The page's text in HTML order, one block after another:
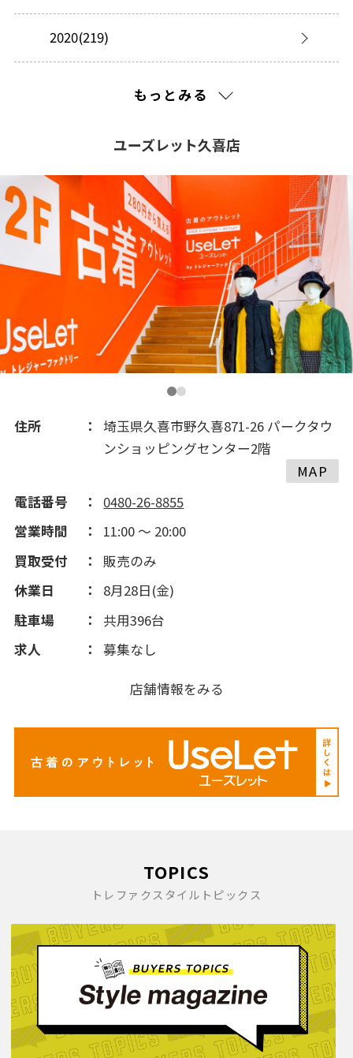
2020(219)
2017(225)
2016(161)
2015(101)
2014(43)
2013(18)
もっとみる
ユーズレット久喜店
住所
埼玉県久喜市野久喜871-26 パークタウ
ンショッピングセンター2階
MAP
電話番号
0480-26-8855
営業時間
11:00 ～ 20:00
買取受付
販売のみ
休業日
8月28日(金)
駐車場
共用396台
求人
募集なし
店舗情報をみる
TOPICS
トレファクスタイルトピックス